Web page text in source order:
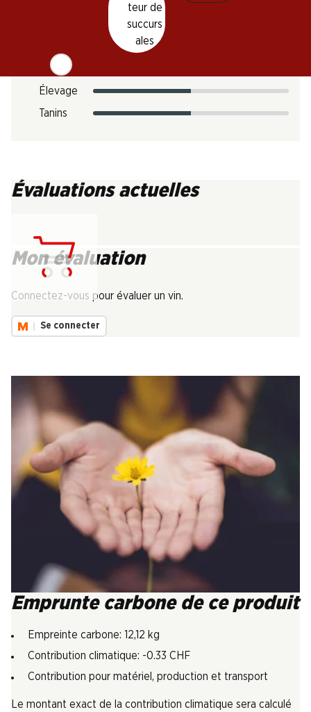
teur de
succurs
ales
Intensité
Élevage
Tanins
Évaluations actuelles
Mon évaluation
Connectez-vous pour évaluer un vin.
Se connecter
Emprunte carbone de ce produit
Empreinte carbone: 12,12 kg
Contribution climatique: -0.33 CHF
Contribution pour matériel, production et transport
Le montant exact de la contribution climatique sera calculé